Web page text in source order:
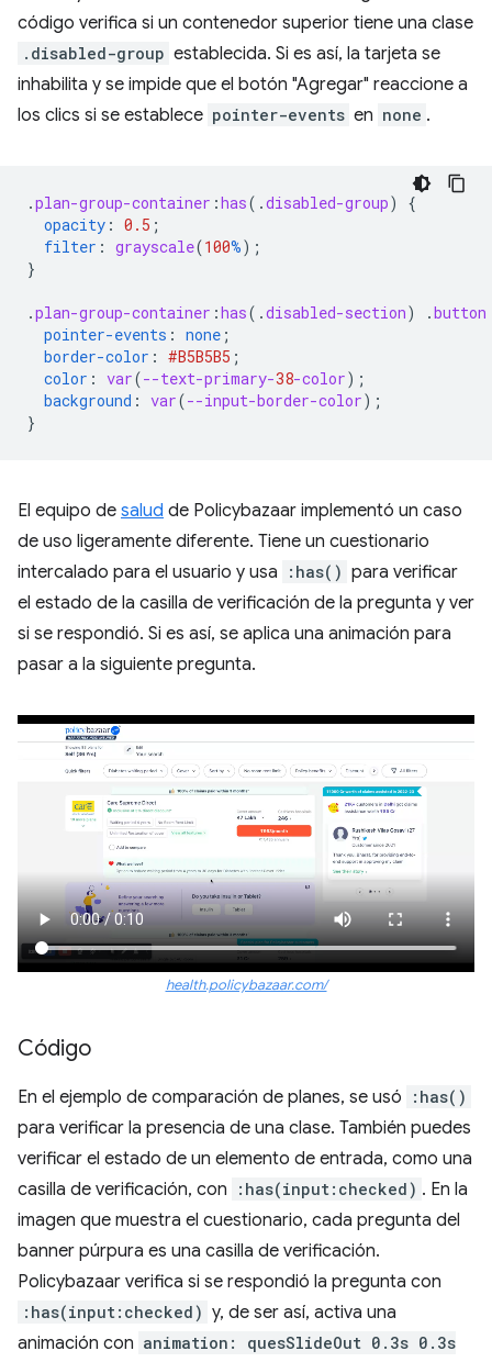
código verifica si un contenedor superior tiene una clase
.disabled-group establecida. Si es así, la tarjeta se
inhabilita y se impide que el botón "Agregar" reaccione a
los clics si se establece pointer-events en none .
.plan-group-container :has( .disabled-group)
{
opacity : 0.5 ;
filter : grayscale(100%);
}
.plan-group-container :has( .disabled-section) .button
pointer-events : none ;
border-color : #B5B5B5 ;
color : var(--text-primary-38-color);
background : var(--input-border-color);
}
El equipo de salud de Policybazaar implementó un caso
de uso ligeramente diferente. Tiene un cuestionario
intercalado para el usuario y usa
:has() para verificar
el estado de la casilla de verificación de la pregunta y ver
si se respondió. Si es así, se aplica una animación para
pasar a la siguiente pregunta.
health.policybazaar.com/
Código
En el ejemplo de comparación de planes, se usó :has()
para verificar la presencia de una clase. También puedes
verificar el estado de un elemento de entrada, como una
casilla de verificación, con
:has(input:checked) . En la
imagen que muestra el cuestionario, cada pregunta del
banner púrpura es una casilla de verificación.
Policybazaar verifica si se respondió la pregunta con
:has(input:checked) y, de ser así, activa una
animación con animation: quesSlideOut 0.3s 0.3s